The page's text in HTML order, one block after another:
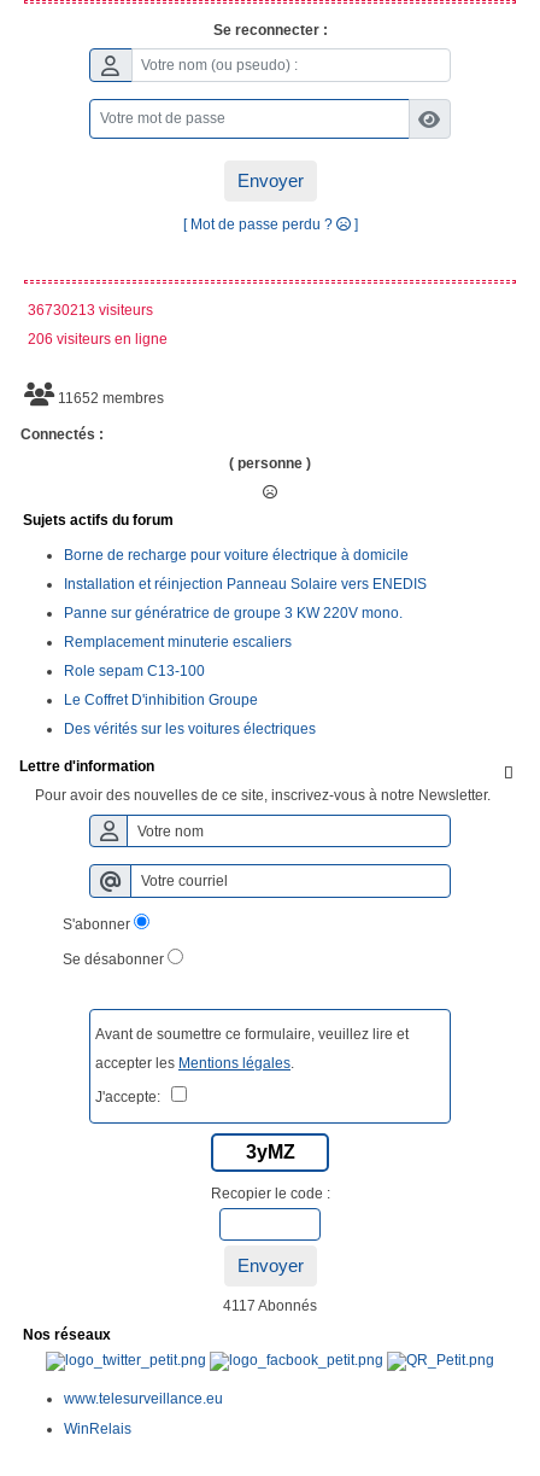
Se reconnecter :
Envoyer
[ Mot de passe perdu ? ]
36730213 visiteurs
206 visiteurs en ligne
11652 membres
Connectés :
( personne )
Sujets actifs du forum
Borne de recharge pour voiture électrique à domicile
Installation et réinjection Panneau Solaire vers ENEDIS
Panne sur génératrice de groupe 3 KW 220V mono.
Remplacement minuterie escaliers
Role sepam C13-100
Le Coffret D'inhibition Groupe
Des vérités sur les voitures électriques

Lettre d'information
Pour avoir des nouvelles de ce site, inscrivez-vous à notre Newsletter.
S'abonner
Se désabonner
Avant de soumettre ce formulaire, veuillez lire et
accepter les Mentions légales.
J'accepte:
3yMZ
Recopier le code :
Envoyer
4117 Abonnés
Nos réseaux
www.telesurveillance.eu
WinRelais